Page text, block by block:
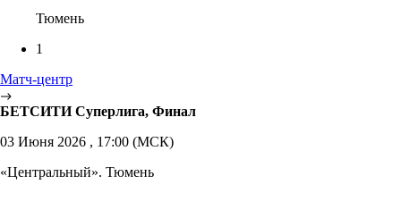
Тюмень
1
Матч-центр
БЕТСИТИ Суперлига, Финал
03 Июня 2026 , 17:00 (МСК)
«Центральный». Тюмень